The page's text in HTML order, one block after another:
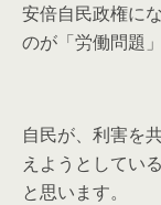
安倍自民政権に
のが「労働問題」
自民が、利害を
えようとしてい
と思います。